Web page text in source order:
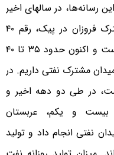
رسانه‌ها، در سالهای اخیر
برداشت نفت کشورمان از میدان مشترک فروزان در پیک، رقم ۴۰
هزار بشکه در روز را به ثبت رسانده است و اکنون حدود ۳۵ تا ۴۰
مشترک نفتی داریم. در
در طی دو دهه اخیر و
بیست و یکم، عربستان
نفتی انجام داد و تولید